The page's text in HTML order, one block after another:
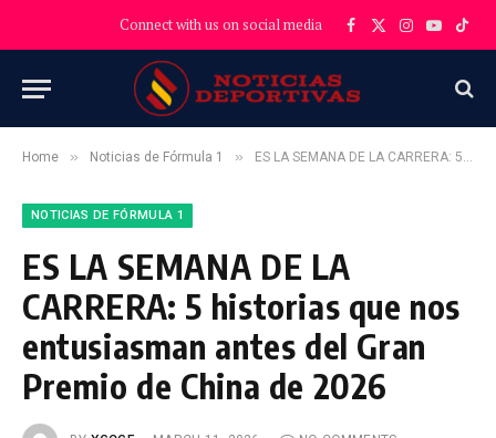
Connect with us on social media Facebook
X
Instagram
YouTube
Home » Noticias de Fórmula 1 » ES LA SEMANA DE LA CARRERA: 5 historias que nos entusiasman antes del Gran Premio de China de 2026
NOTICIAS DE FÓRMULA 1
ES LA SEMANA DE LA
CARRERA: 5 historias que nos
entusiasman antes del Gran
Premio de China de 2026